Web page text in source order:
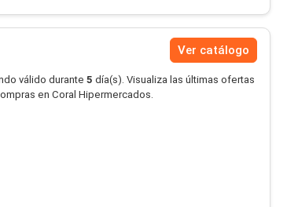
Ver catálogo
válido durante 5 día(s). Visualiza las últimas ofertas
en Coral Hipermercados.